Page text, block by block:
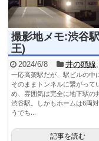
撮影地メモ:渋谷
王)
2024/6/8 井の頭線
一応高架駅だが、駅ビルの中
そのままトンネルに繋がって
め、雰囲気は完全に地下駅の
渋谷駅。しかもホームは6両
うでち...
記事を読む